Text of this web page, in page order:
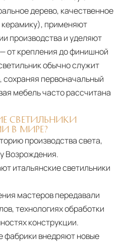
Все международные
в соответствии с
Клиенты могут
страхование для
дерево, качественное
применяют
производства и уделяют
от крепления до финишной
обычно служит
первоначальный
мебель часто рассчитана
СВЕТИЛЬНИКИ
В МИРЕ?
производства света,
Возрождения.
итальянские светильники
мастеров передавали
технологиях обработки
конструкции.
фабрики внедряют новые